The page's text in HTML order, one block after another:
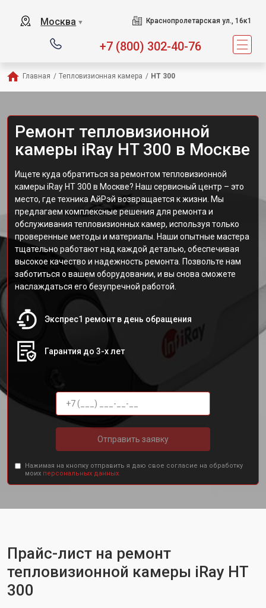
Москва ▼ Краснопролетарская ул., 16к1
+7 (800) 302-40-76
Главная / Тепловизионная камера / HT 300
Ремонт тепловизионной
камеры iRay HT 300 в Москве
Ищете куда обратиться за ремонтом тепловизионной
камеры iRay HT 300 в Москве? Наш сервисный центр – это
место, где техника АйРэй возвращается к жизни. Мы
предлагаем комплексные решения для ремонта и
обслуживания тепловизионных камер, используя только
проверенные методы и материалы. Наши опытные мастера
тщательно работают над каждой деталью, обеспечивая
высокое качество и надежность ремонта. Позвольте нам
заботиться о вашем оборудовании, и вы снова сможете
наслаждаться его безупречной работой.
Экспрес1 ремонт в день обращения
Гарантия до 3-х лет
Отправить заявку
Нажимая на кнопку отправить я даю свое согласие на обработку
моих персональных данных.
Прайс-лист на ремонт
тепловизионной камеры iRay HT
300